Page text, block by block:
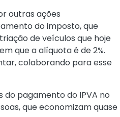
outras ações
do imposto, que
de veículos que hoje
que a alíquota é de 2%.
colaborando para esse
do pagamento do IPVA no
que economizam quase